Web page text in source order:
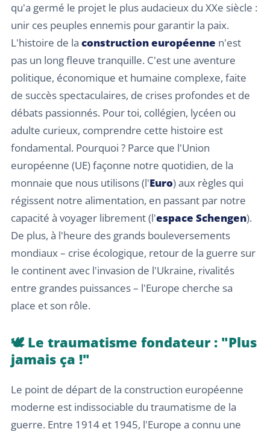
qu'a germé le projet le plus audacieux du XXe siècle :
unir ces peuples ennemis pour garantir la paix.
L'histoire de la construction européenne n'est
pas un long fleuve tranquille. C'est une aventure
politique, économique et humaine complexe, faite
de succès spectaculaires, de crises profondes et de
débats passionnés. Pour toi, collégien, lycéen ou
adulte curieux, comprendre cette histoire est
fondamental. Pourquoi ? Parce que l'Union
européenne (UE) façonne notre quotidien, de la
monnaie que nous utilisons (l'Euro) aux règles qui
régissent notre alimentation, en passant par notre
capacité à voyager librement (l'espace Schengen).
De plus, à l'heure des grands bouleversements
mondiaux – crise écologique, retour de la guerre sur
le continent avec l'invasion de l'Ukraine, rivalités
entre grandes puissances – l'Europe cherche sa
place et son rôle.
🕊️ Le traumatisme fondateur : "Plus
jamais ça !"
Le point de départ de la construction européenne
moderne est indissociable du traumatisme de la
guerre. Entre 1914 et 1945, l'Europe a connu une